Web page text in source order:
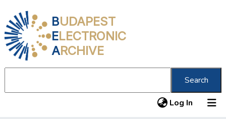
BUDAPEST
ELECTRONIC
ARCHIVE
Search
Log In (current)